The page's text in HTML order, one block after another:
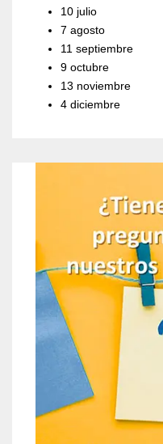
10 julio
7 agosto
11 septiembre
9 octubre
13 noviembre
4 diciembre